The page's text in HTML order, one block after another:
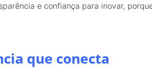
e confiança para inovar,
que conecta